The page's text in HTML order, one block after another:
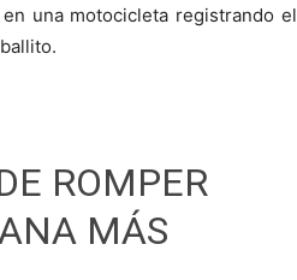
una motocicleta registrando el
ROMPER
MÁS